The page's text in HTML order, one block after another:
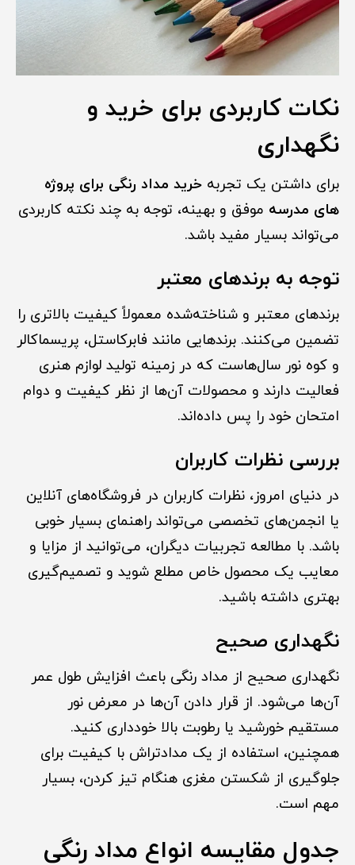
نکات کاربردی برای خرید و
نگهداری
برای داشتن یک تجربه خرید مداد رنگی برای پروژه
های مدرسه موفق و بهینه، توجه به چند نکته کاربردی
می‌تواند بسیار مفید باشد.
توجه به برندهای معتبر
برندهای معتبر و شناخته‌شده معمولاً کیفیت بالاتری را
تضمین می‌کنند. برندهایی مانند فابرکاستل، پریسماکالر
و کوه نور سال‌هاست که در زمینه تولید لوازم هنری
فعالیت دارند و محصولات آن‌ها از نظر کیفیت و دوام
امتحان خود را پس داده‌اند.
بررسی نظرات کاربران
در دنیای امروز، نظرات کاربران در فروشگاه‌های آنلاین
یا انجمن‌های تخصصی می‌تواند راهنمای بسیار خوبی
باشد. با مطالعه تجربیات دیگران، می‌توانید از مزایا و
معایب یک محصول خاص مطلع شوید و تصمیم‌گیری
بهتری داشته باشید.
نگهداری صحیح
نگهداری صحیح از مداد رنگی باعث افزایش طول عمر
آن‌ها می‌شود. از قرار دادن آن‌ها در معرض نور
مستقیم خورشید یا رطوبت بالا خودداری کنید.
همچنین، استفاده از یک مدادتراش با کیفیت برای
جلوگیری از شکستن مغزی هنگام تیز کردن، بسیار
مهم است.
جدول مقایسه انواع مداد رنگی